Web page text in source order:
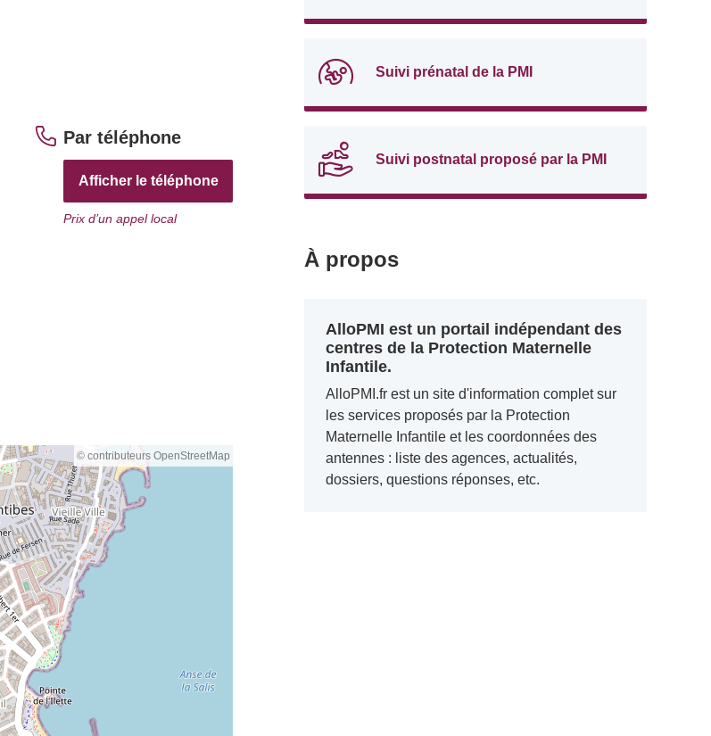
Par téléphone
Afficher le téléphone
Prix d’un appel local
© contributeurs OpenStreetMap
Suivi prénatal de la PMI
Suivi postnatal proposé par la PMI
À propos
AlloPMI est un portail indépendant des
centres de la Protection Maternelle
Infantile.
AlloPMI.fr est un site d'information complet sur
les services proposés par la Protection
Maternelle Infantile et les coordonnées des
antennes : liste des agences, actualités,
dossiers, questions réponses, etc.